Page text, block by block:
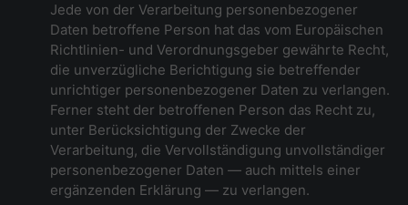
Jede von der Verarbeitung personenbezogener
Daten betroffene Person hat das vom Europäischen
Richtlinien- und Verordnungsgeber gewährte Recht,
die unverzügliche Berichtigung sie betreffender
unrichtiger personenbezogener Daten zu verlangen.
Ferner steht der betroffenen Person das Recht zu,
unter Berücksichtigung der Zwecke der
Verarbeitung, die Vervollständigung unvollständiger
personenbezogener Daten — auch mittels einer
ergänzenden Erklärung — zu verlangen.